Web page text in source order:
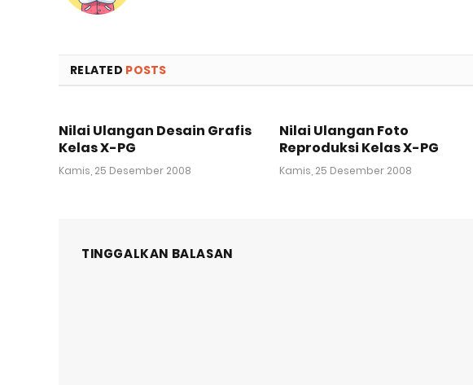
RELATED POSTS
Nilai Ulangan Desain Grafis
Kelas X-PG
Kamis, 25 Desember 2008
Nilai Ulangan Foto
Reproduksi Kelas X-PG
Kamis, 25 Desember 2008
TINGGALKAN BALASAN